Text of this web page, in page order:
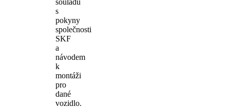
s
pokyny
společnosti
SKF
a
návodem
k
montáži
pro
dané
vozidlo.